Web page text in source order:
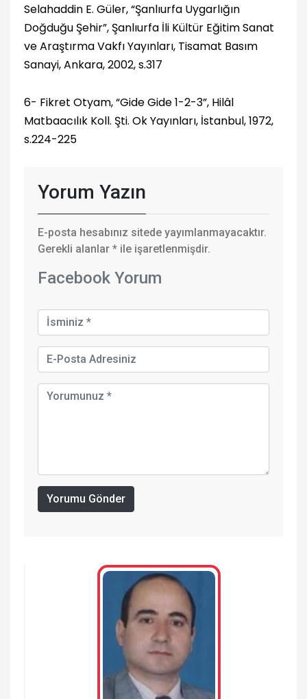
Selahaddin E. Güler, “Şanlıurfa Uygarlığın
Doğduğu Şehir”, Şanlıurfa İli Kültür Eğitim Sanat
ve Araştırma Vakfı Yayınları, Tisamat Basım
Sanayi, Ankara, 2002, s.317
6- Fikret Otyam, “Gide Gide 1-2-3”, Hilâl
Matbaacılık Koll. Şti. Ok Yayınları, İstanbul, 1972,
s.224-225
Yorum Yazın
E-posta hesabınız sitede yayımlanmayacaktır.
Gerekli alanlar * ile işaretlenmişdir.
Facebook Yorum
Yorumu Gönder